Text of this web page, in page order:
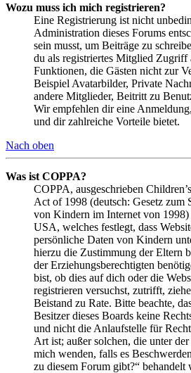
Wozu muss ich mich registrieren?
Eine Registrierung ist nicht
Administration dieses Forums
sein musst, um Beiträge zu
du als registriertes Mitglied Zugriff
Funktionen, die Gästen nicht zur
Beispiel Avatarbilder, Private
andere Mitglieder, Beitritt zu
Wir empfehlen dir eine
und dir zahlreiche Vorteile bietet.
Nach oben
Was ist COPPA?
COPPA, ausgeschrieben
Act of 1998 (deutsch: Gesetz zum
von Kindern im Internet von 1998)
USA, welches festlegt, dass
persönliche Daten von Kindern
hierzu die Zustimmung der Eltern
der Erziehungsberechtigten
bist, ob dies auf dich oder die
registrieren versuchst, zutrifft,
Beistand zu Rate. Bitte beachte,
Besitzer dieses Boards keine
und nicht die Anlaufstelle für
Art ist; außer solchen, die unter
mich wenden, falls es
zu diesem Forum gibt?“ behandelt